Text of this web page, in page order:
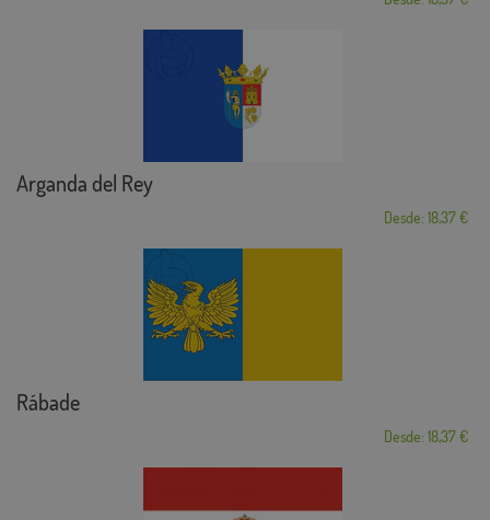
Arganda del Rey
Desde: 18,37 €
Rábade
Desde: 18,37 €